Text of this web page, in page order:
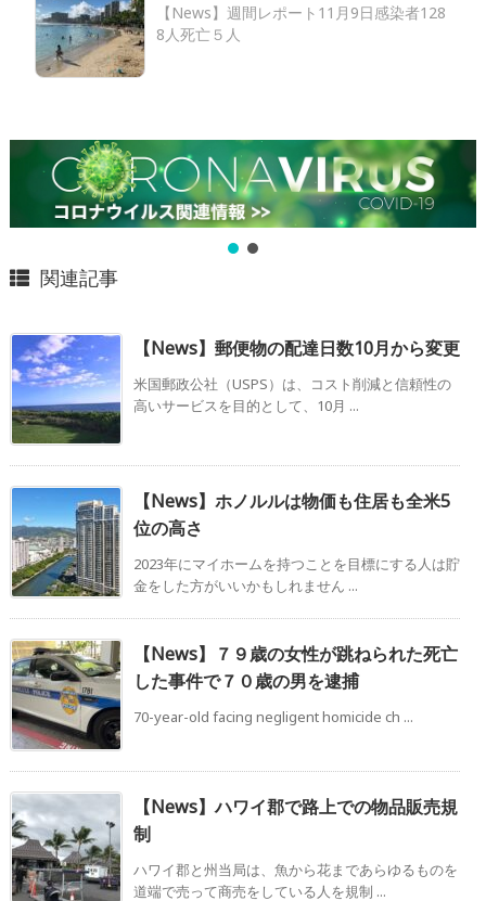
【News】週間レポート11月9日感染者128
8人死亡５人
関連記事
【News】郵便物の配達日数10月から変更
米国郵政公社（USPS）は、コスト削減と信頼性の
高いサービスを目的として、10月 ...
【News】ホノルルは物価も住居も全米5
位の高さ
2023年にマイホームを持つことを目標にする人は貯
金をした方がいいかもしれません ...
【News】７９歳の女性が跳ねられた死亡
した事件で７０歳の男を逮捕
70-year-old facing negligent homicide ch ...
【News】ハワイ郡で路上での物品販売規
制
ハワイ郡と州当局は、魚から花まであらゆるものを
道端で売って商売をしている人を規制 ...